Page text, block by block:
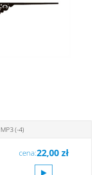
MP3 (-4)
cena:22,00 zł